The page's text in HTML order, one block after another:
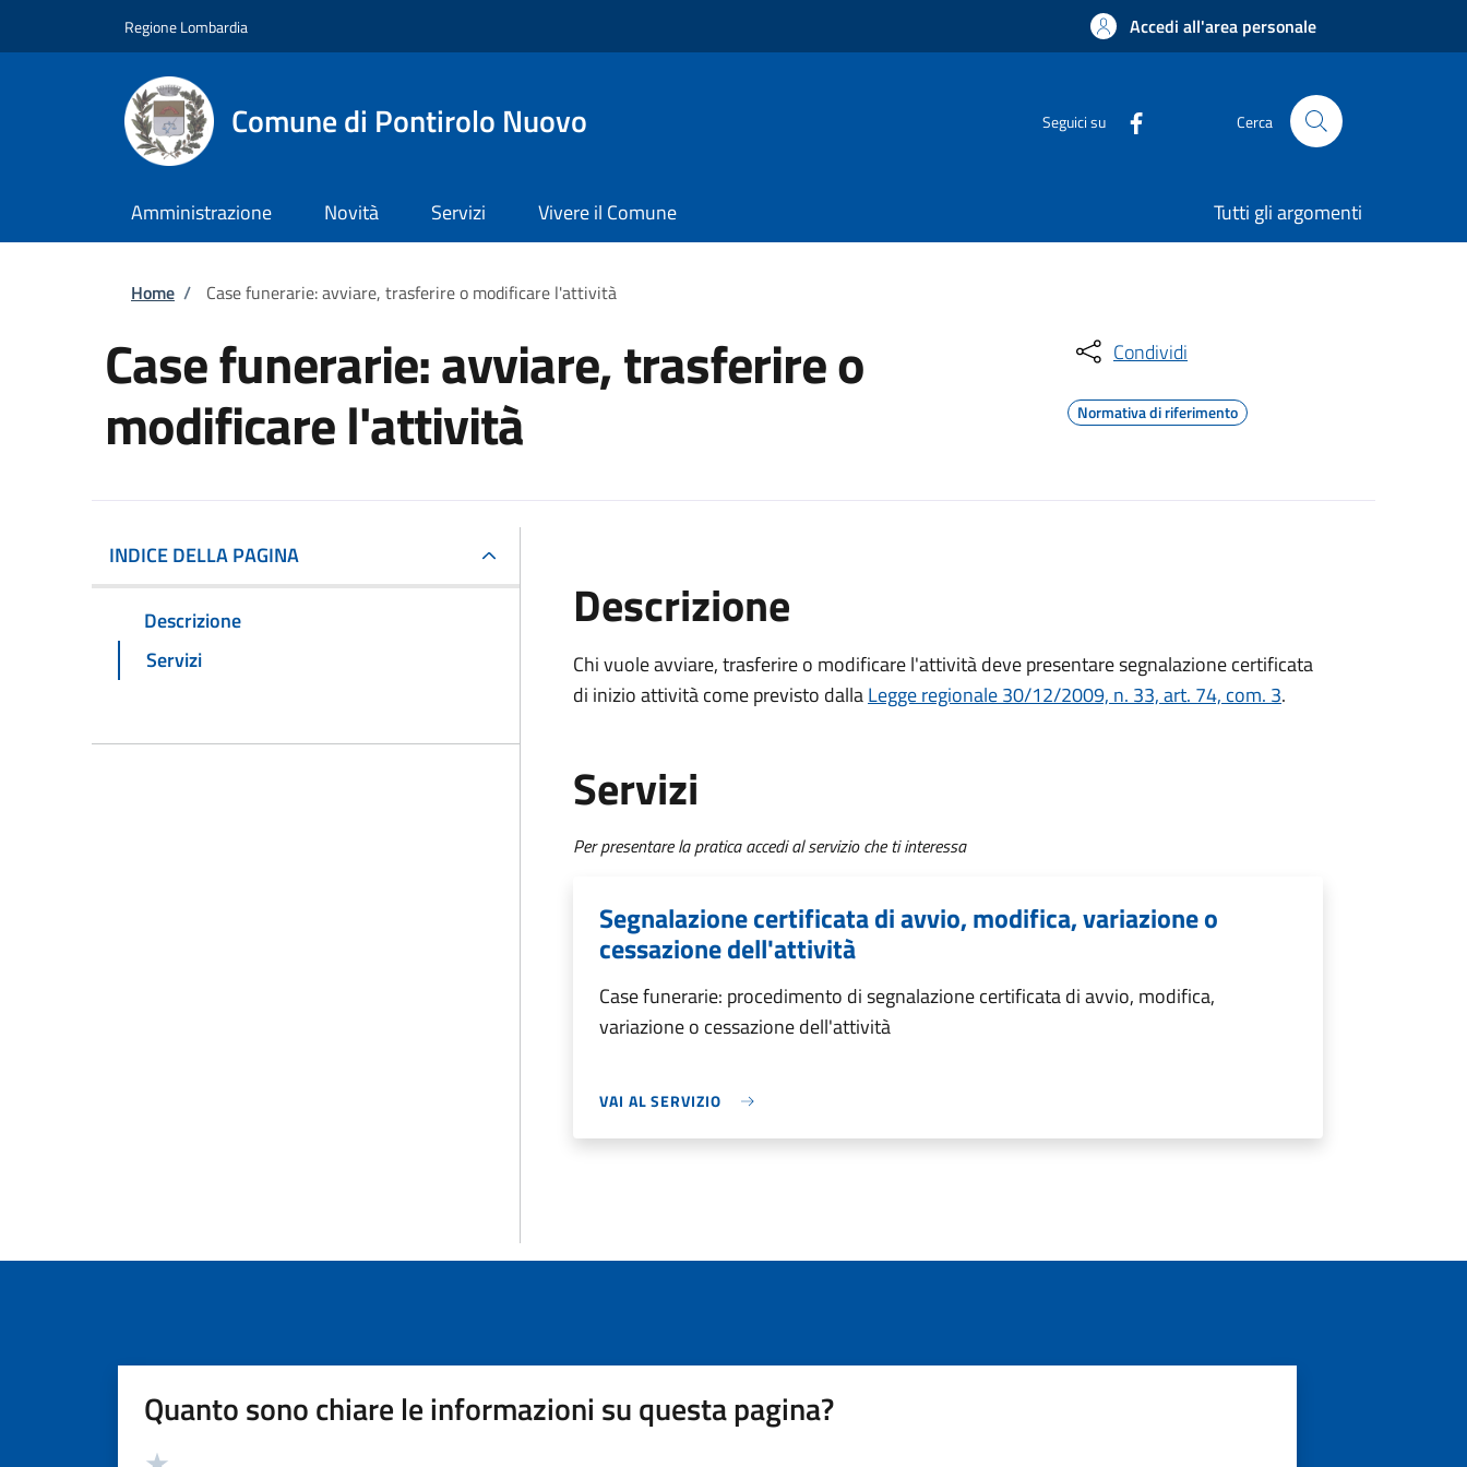
Regione Lombardia Accedi all'area personale
Comune di Pontirolo Nuovo Seguici su Cerca
Amministrazione Novità Servizi Vivere il Comune Tutti gli argomenti
Briciole di pane
Home / Case funerarie: avviare, trasferire o modificare l'attività
Case funerarie: avviare, trasferire o
modificare l'attività
Condividi
Normativa di riferimento
INDICE DELLA PAGINA
Descrizione
Servizi
Descrizione
Chi vuole avviare, trasferire o modificare l'attività deve presentaresegnalazione certificata
di inizio attivitàcome previsto dallaLegge regionale 30/12/2009, n. 33, art. 74, com. 3.
Servizi
Per presentare la pratica accedi al servizio che ti interessa
Segnalazione certificata di avvio, modifica, variazione o
cessazione dell'attività
Case funerarie: procedimento di segnalazione certificata di avvio, modifica,
variazione o cessazione dell'attività
VAI AL SERVIZIO
Quanto sono chiare le informazioni su questa pagina?
Valutazione